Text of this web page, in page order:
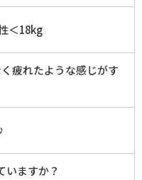
＜18kg
疲れたような感じがす
ますか？